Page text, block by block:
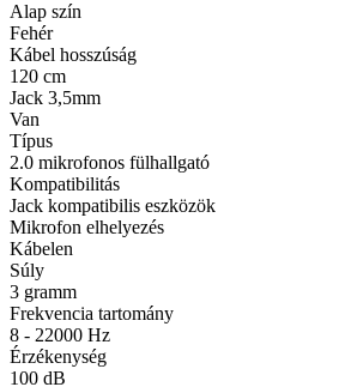
Alap szín
Fehér
Kábel hosszúság
120 cm
Jack 3,5mm
Van
Típus
2.0 mikrofonos fülhallgató
Kompatibilitás
Jack kompatibilis eszközök
Mikrofon elhelyezés
Kábelen
Súly
3 gramm
Frekvencia tartomány
8 - 22000 Hz
Érzékenység
100 dB